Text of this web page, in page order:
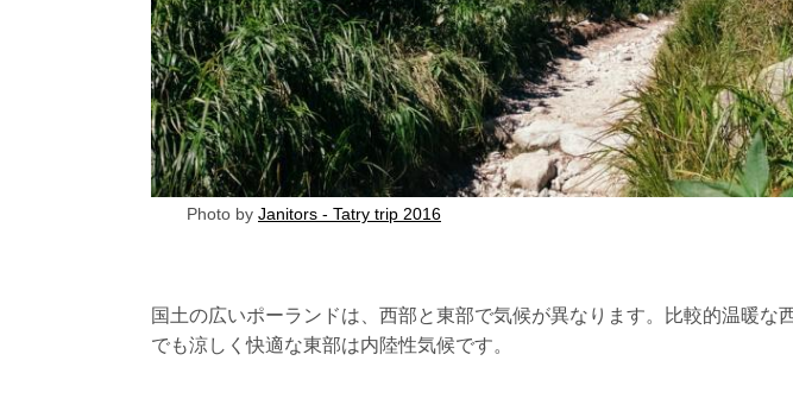
Photo by Janitors - Tatry trip 2016
国土の広いポーランドは、西部と東部で気候が異なります。比較的温暖な
でも涼しく快適な東部は内陸性気候です。